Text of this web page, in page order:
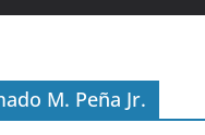
M. Peña Jr.